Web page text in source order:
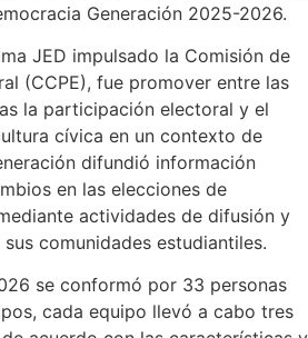
Generación 2025-2026.
JED impulsado la Comisión de
(CCPE), fue promover entre las
la participación electoral y el
cívica en un contexto de
difundió información
en las elecciones de
actividades de difusión y
comunidades estudiantiles.
se conformó por 33 personas
cada equipo llevó a cabo tres